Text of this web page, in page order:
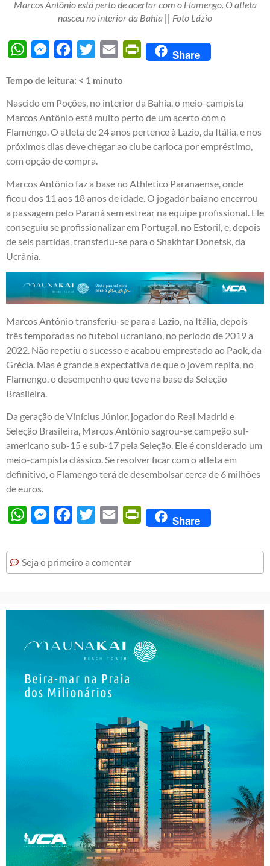
Marcos Antônio está perto de acertar com o Flamengo. O atleta
nasceu no interior da Bahia || Foto Lázio
WhatsAppMessengerFacebook
Twitter Email PrintFriendly
Share
Tempo de leitura: < 1 minuto
Nascido em Poções, no interior da Bahia, o meio-campista
Marcos Antônio está muito perto de um acerto com o
Flamengo. O atleta de 24 anos pertence à Lazio, da Itália, e nos
próximos dias deve chegar ao clube carioca por empréstimo,
com opção de compra.
Marcos Antônio faz a base no Athletico Paranaense, onde
ficou dos 11 aos 18 anos de idade. O jogador baiano encerrou
a passagem pelo Paraná sem estrear na equipe profissional. Ele
conseguiu se profissionalizar em Portugal, no Estoril, e, depois
de seis partidas, transferiu-se para o Shakhtar Donetsk, da
Ucrânia.
Marcos Antônio transferiu-se para a Lazio, na Itália, depois
três temporadas no futebol ucraniano, no período de 2019 a
2022. Não repetiu o sucesso e acabou emprestado ao Paok, da
Grécia. Mas é grande a expectativa de que o jovem repita, no
Flamengo, o desempenho que teve na base da Seleção
Brasileira.
Da geração de Vinícius Júnior, jogador do Real Madrid e
Seleção Brasileira, Marcos Antônio sagrou-se campeão sul-
americano sub-15 e sub-17 pela Seleção. Ele é considerado um
meio-campista clássico. Se resolver ficar com o atleta em
definitivo, o Flamengo terá de desembolsar cerca de 6 milhões
de euros.
WhatsAppMessengerFacebook
Twitter Email PrintFriendly
Share
Seja o primeiro a comentar